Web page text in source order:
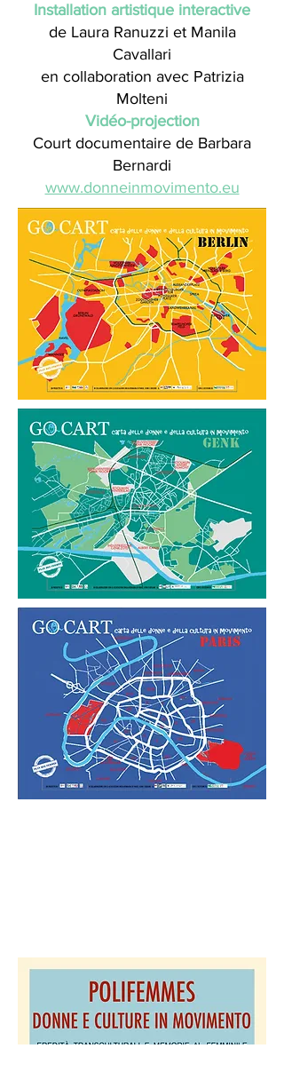
Installation artistique interactive
de Laura Ranuzzi et Manila
Cavallari
en collaboration avec Patrizia
Molteni
Vidéo-projection
Court documentaire de Barbara
Bernardi
www.donneinmovimento.eu